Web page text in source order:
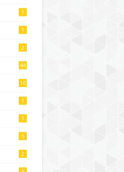
1
1
2
44
16
1
1
5
2